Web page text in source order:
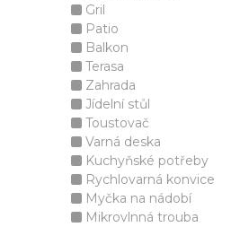
Gril
Patio
Balkon
Terasa
Zahrada
Jídelní stůl
Toustovač
Varná deska
Kuchyňské potřeby
Rychlovarná konvice
Myčka na nádobí
Mikrovlnná trouba